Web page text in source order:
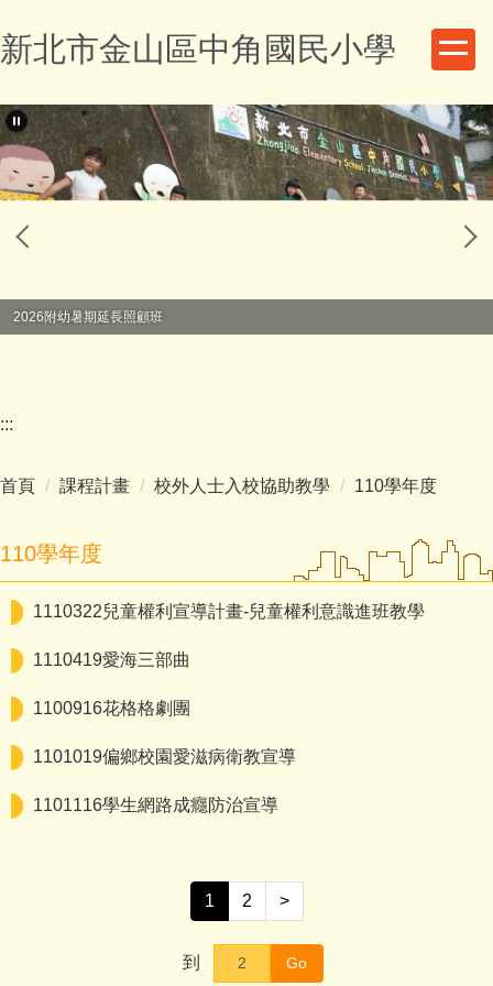
到
主
內
容
區
新北市金山區中角國民小學
2026附幼暑期延長照顧班
:::
首頁 課程計畫 校外人士入校協助教學 110學年度
110學年度
1110322兒童權利宣導計畫-兒童權利意識進班教學
1110419愛海三部曲
1100916花格格劇團
1101019偏鄉校園愛滋病衛教宣導
1101116學生網路成癮防治宣導
1 2 >
到 Go